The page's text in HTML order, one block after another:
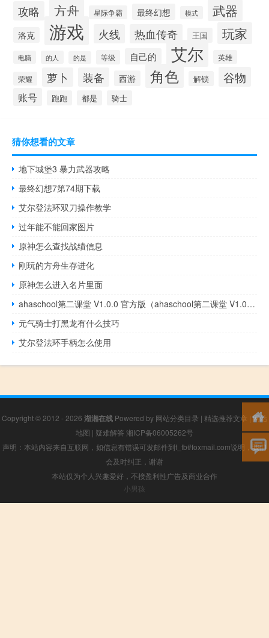
攻略 方舟 星际争霸 最终幻想 模式 武器
洛克 游戏 火线 热血传奇 王国 玩家
电脑 的人 的是 等级 自己的 艾尔 英雄
荣耀 萝卜 装备 西游 角色 解锁 谷物
账号 跑跑 都是 骑士
猜你想看的文章
地下城堡3 暴力武器攻略
最终幻想7第74期下载
艾尔登法环双刀操作教学
过年能不能回家图片
原神怎么查找战绩信息
刚玩的方舟生存进化
原神怎么进入名片里面
ahaschool第二课堂 V1.0.0 官方版（ahaschool第二课堂 V1.0.0 官方版功能简介）
元气骑士打黑龙有什么技巧
艾尔登法环手柄怎么使用
Copyright © 2012 - 2026 湖湘在线 Powered by 网站分类目录 | 精选推荐文章 |网站
地图 | 疑难解答 湘ICP备06005262号
声明：本站内容来自互联网，如信息有错误可发邮件到f_fb#foxmail.com说明，我们
会及时纠正，谢谢
本站仅为个人兴趣爱好，不接盈利性广告及商业合作
小男孩